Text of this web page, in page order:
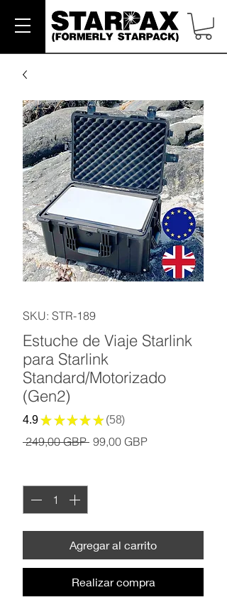
SKU: STR-189
Estuche de Viaje Starlink
para Starlink
Standard/Motorizado
(Gen2)
4.9★ ★ ★ ★ ★ 58
58
249,00 GBP Precio
99,00 GBPPrecio
Agregar al carrito
Realizar compra